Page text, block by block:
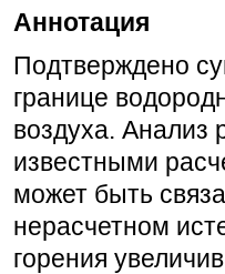
Аннотация
Подтверждено
границе
воздуха. Анализ
известными
может быть
нерасчетном
горения